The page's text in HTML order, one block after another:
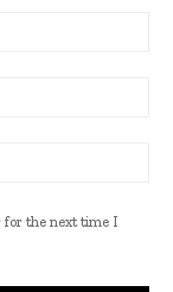
for the next time I